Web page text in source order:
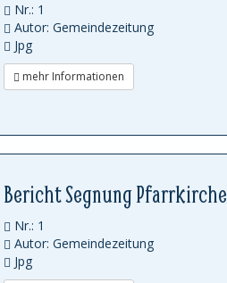
Nr.: 1
Autor: Gemeindezeitung
Jpg
mehr Informationen
Bericht Segnung Pfarrkirche
Nr.: 1
Autor: Gemeindezeitung
Jpg